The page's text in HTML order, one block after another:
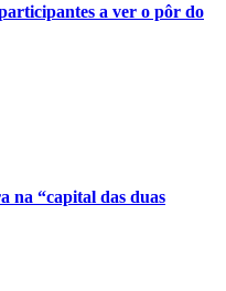
a ver o pôr do
na “capital das duas